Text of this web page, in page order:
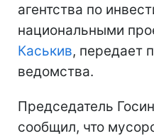
агентства по
национальными
Каськив, передает
ведомства.
Председатель
сообщил, что